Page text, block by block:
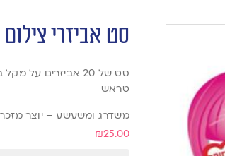
סט אביזרי
סט של 20 אביזרים
טראש
משדרג ומשעשע – יוצר
₪25.00